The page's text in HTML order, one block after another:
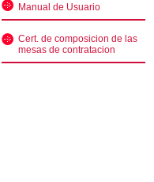
Manual de Usuario
Cert. de composicion de las
mesas de contratacion